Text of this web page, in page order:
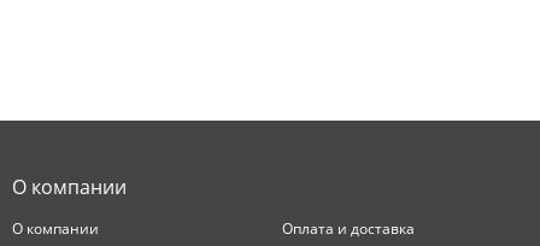
О компании
О компании Оплата и доставка